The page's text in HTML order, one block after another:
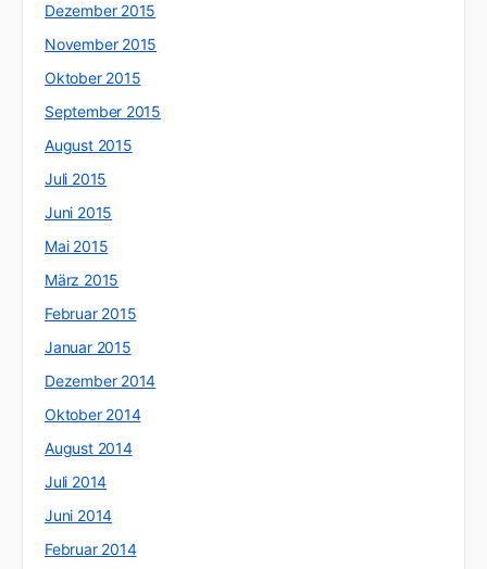
Dezember 2015
November 2015
Oktober 2015
September 2015
August 2015
Juli 2015
Juni 2015
Mai 2015
März 2015
Februar 2015
Januar 2015
Dezember 2014
Oktober 2014
August 2014
Juli 2014
Juni 2014
Februar 2014